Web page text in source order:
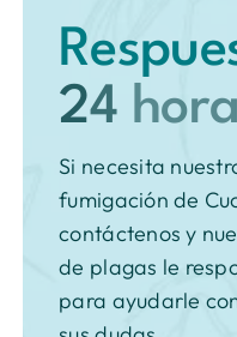
Si necesita
fumigación de
contáctenos y
de plagas le
para ayudarle